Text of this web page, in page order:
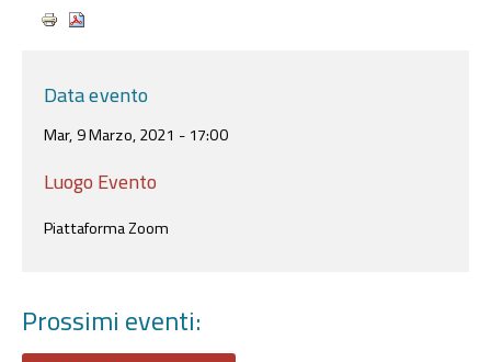
Data evento
Mar, 9 Marzo, 2021 - 17:00
Luogo Evento
Piattaforma Zoom
Prossimi eventi: